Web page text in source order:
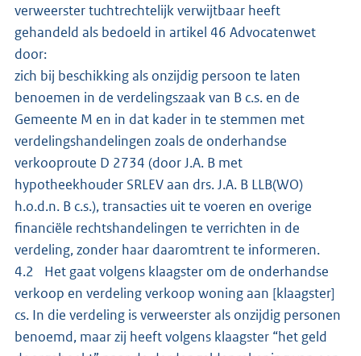
verweerster tuchtrechtelijk verwijtbaar heeft
gehandeld als bedoeld in artikel 46 Advocatenwet
door:
zich bij beschikking als onzijdig persoon te laten
benoemen in de verdelingszaak van B c.s. en de
Gemeente M en in dat kader in te stemmen met
verdelingshandelingen zoals de onderhandse
verkooproute D 2734 (door J.A. B met
hypotheekhouder SRLEV aan drs. J.A. B LLB(WO)
h.o.d.n. B c.s.), transacties uit te voeren en overige
financiële rechtshandelingen te verrichten in de
verdeling, zonder haar daaromtrent te informeren.
4.2 Het gaat volgens klaagster om de onderhandse
verkoop en verdeling verkoop woning aan [klaagster]
cs. In die verdeling is verweerster als onzijdig personen
benoemd, maar zij heeft volgens klaagster “het geld